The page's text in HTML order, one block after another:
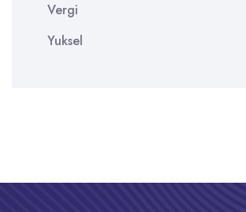
Vergi
Yuksel